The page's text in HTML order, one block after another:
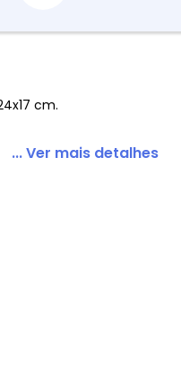
cm.
... Ver mais detalhes